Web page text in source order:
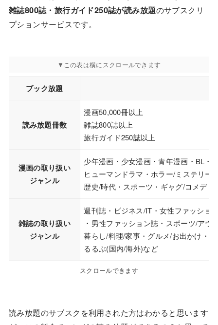
雑誌800誌・旅行ガイド250誌が読み放題のサブスクリ
プションサービスです。
ブック放題
読み放題冊数
漫画50,000冊以上
雑誌800誌以上
旅行ガイド250誌以上
漫画の取り扱い
ジャンル
少年漫画・少女漫画・青年漫画・BL・
ヒューマンドラマ・ホラー/ミステリー
歴史/時代・スポーツ・ギャグ/コメディ
雑誌の取り扱い
ジャンル
週刊誌・ビジネス/IT・女性ファッショ
・男性ファッション誌・スポーツ/アウ
暮らし/料理/家事・グルメ/お出かけ・
るるぶ(国内/海外)など
スクロールできます
読み放題のサブスクを利用された方はわかると思います